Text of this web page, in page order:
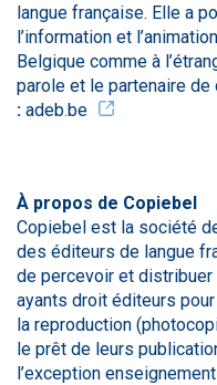
langue française. Elle a
l’information et
Belgique comme à
parole et le partenaire
: adeb.be
À propos de Copiebel
Copiebel est la société
des éditeurs de langue
de percevoir et
ayants droit éditeurs
la reproduction
le prêt de leurs
l’exception